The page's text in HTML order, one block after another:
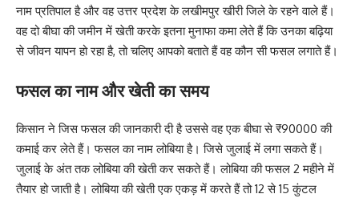
नाम प्रतिपाल है और वह उत्तर प्रदेश के लखीमपुर खीरी जिले के रहने वाले हैं।
वह दो बीघा की जमीन में खेती करके इतना मुनाफा कमा लेते हैं कि उनका बढ़िया
से जीवन यापन हो रहा है, तो चलिए आपको बताते हैं वह कौन सी फसल लगाते हैं।
फसल का नाम और खेती का समय
किसान ने जिस फसल की जानकारी दी है उससे वह एक बीघा से ₹90000 की
कमाई कर लेते हैं। फसल का नाम लोबिया है। जिसे जुलाई में लगा सकते हैं।
जुलाई के अंत तक लोबिया की खेती कर सकते हैं। लोबिया की फसल 2 महीने में
तैयार हो जाती है। लोबिया की खेती एक एकड़ में करते हैं तो 12 से 15 कुंटल